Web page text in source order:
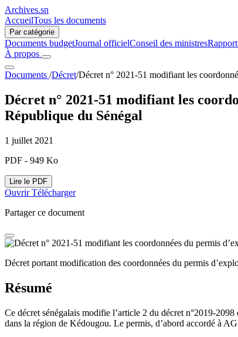
Archives.sn
AccueilTous les documents
Par catégorie
Documents budgetJournal officielConseil des ministres
À propos
Documents /Décret/Décret n° 2021-51 modifiant les
Décret n° 2021-51 modifiant les
République du Sénégal
1 juillet 2021
PDF - 949 Ko
Lire le PDF
OuvrirTélécharger
Partager ce document
Décret portant modification des coordonnées du permis
Résumé
Ce décret sénégalais modifie l’article 2 du décret n°2019-
dans la région de Kédougou. Le permis, d’abord accordé à